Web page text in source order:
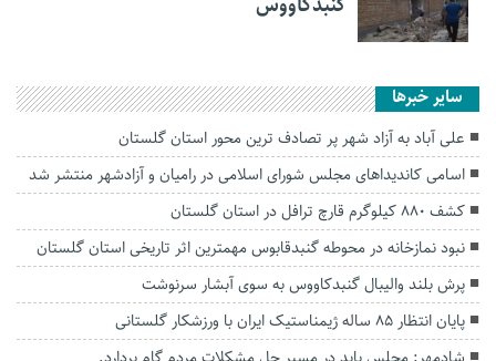
سایر خبرها
علی آباد به آزاد شهر پر تصادف‌ ترین محور استان گلستان
اسامی کاندیداهای مجلس شورای اسلامی در رامیان و آزادشهر منتشر شد
کشف ۸۸۰ کیلوگرم قارچ ترافل در استان گلستان
نبود نمازخانه در محوطه گنبدقابوس مهمترین اثر تاریخی استان گلستان
پرش بلند والیبال گنبدکاووس به سوی آبشار سرنوشت
پایان انتظار ۸۵ ساله ژیمناستیک ایران با ورزشکار گلستانی